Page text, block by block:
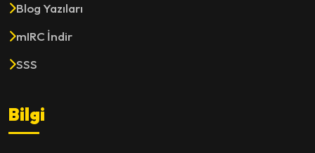
Blog Yazıları
mIRC İndir
SSS
Bilgi